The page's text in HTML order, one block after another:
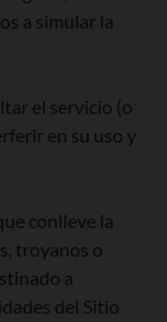
a simular la
el servicio (o
en su uso y
conlleve la
troyanos o
a
del Sitio